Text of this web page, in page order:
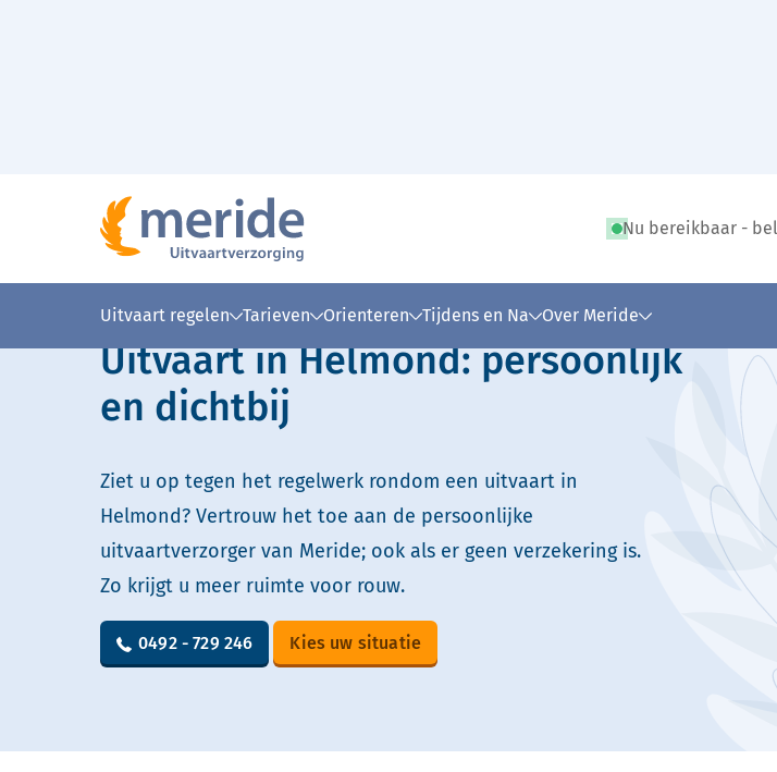
Nu bereikbaar -
Uitvaart regelen Tarieven Orienteren Tijdens en Na Over Meride
Lees voor Uitleg woorden Simpele tekst
Uitvaart in Helmond: persoonlijk
en dichtbij
Ziet u op tegen het regelwerk rondom een uitvaart in
Helmond? Vertrouw het toe aan de persoonlijke
uitvaartverzorger van Meride; ook als er geen verzekering is.
Zo krijgt u meer ruimte voor rouw.
0492 - 729 246 Kies uw situatie